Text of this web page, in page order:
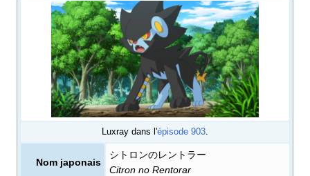
Luxray dans l'épisode 903.
Nom japonais
シトロンのレントラー
Citron no Rentorar